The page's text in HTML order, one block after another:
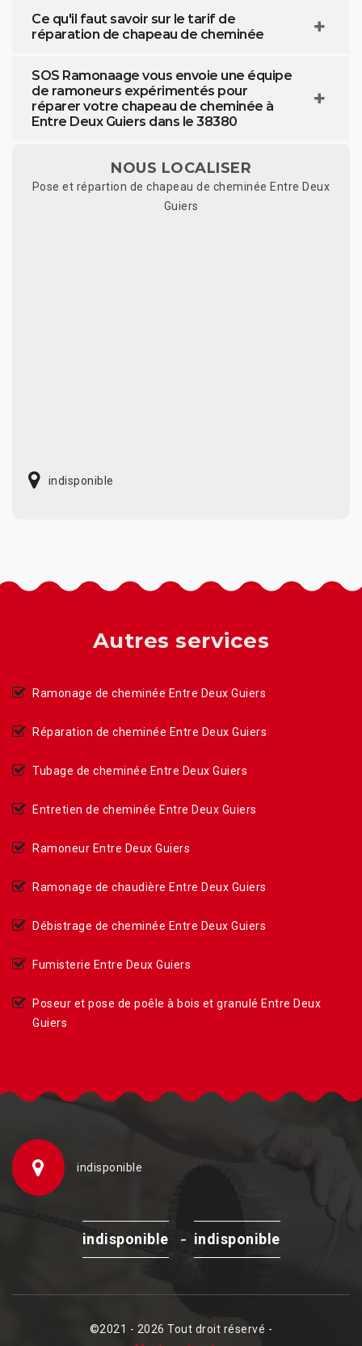
Ce qu'il faut savoir sur le tarif de
réparation de chapeau de cheminée
SOS Ramonaage vous envoie une équipe
de ramoneurs expérimentés pour
réparer votre chapeau de cheminée à
Entre Deux Guiers dans le 38380
NOUS LOCALISER
Pose et répartion de chapeau de cheminée Entre Deux
Guiers
indisponible
Autres services
Ramonage de cheminée Entre Deux Guiers
Réparation de cheminée Entre Deux Guiers
Tubage de cheminée Entre Deux Guiers
Entretien de cheminée Entre Deux Guiers
Ramoneur Entre Deux Guiers
Ramonage de chaudière Entre Deux Guiers
Débistrage de cheminée Entre Deux Guiers
Fumisterie Entre Deux Guiers
Poseur et pose de poêle à bois et granulé Entre Deux
Guiers
indisponible
indisponible - indisponible
©2021 - 2026 Tout droit réservé -